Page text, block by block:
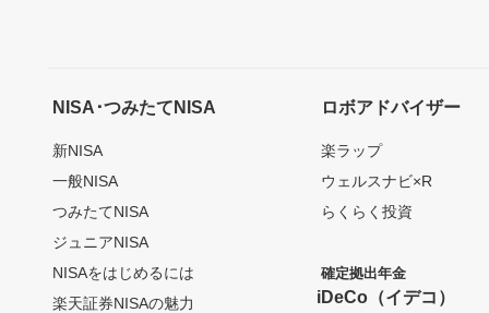
NISA･つみたてNISA
新NISA
一般NISA
つみたてNISA
ジュニアNISA
NISAをはじめるには
楽天証券NISAの魅力
ロボアドバイザー
楽ラップ
ウェルスナビ×R
らくらく投資
確定拠出年金
iDeCo（イデコ）